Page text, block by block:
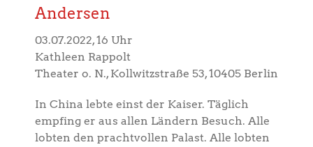
Andersen
03.07.2022, 16 Uhr
Kathleen Rappolt
Theater o. N., Kollwitzstraße 53, 10405 Berlin
In China lebte einst der Kaiser. Täglich
empfing er aus allen Ländern Besuch. Alle
lobten den prachtvollen Palast. Alle lobten